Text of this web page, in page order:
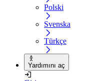
Polski
Svenska
Türkçe
Yardımını aç